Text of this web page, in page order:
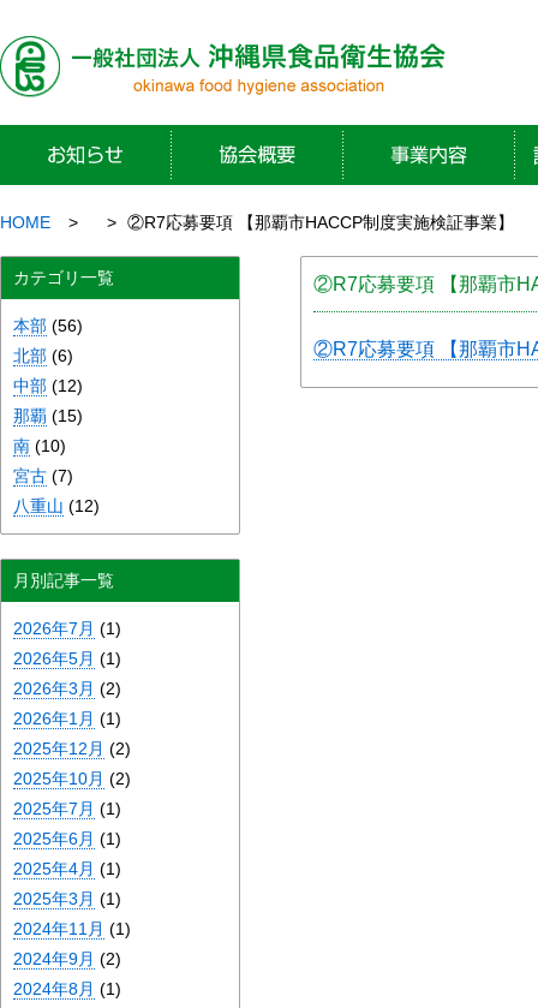
HOME ②R7応募要項 【那覇市HACCP制度実施検証事業】
カテゴリ一覧
本部 (56)
北部 (6)
中部 (12)
那覇 (15)
南 (10)
宮古 (7)
八重山 (12)
月別記事一覧
2026年7月 (1)
2026年5月 (1)
2026年3月 (2)
2026年1月 (1)
2025年12月 (2)
2025年10月 (2)
2025年7月 (1)
2025年6月 (1)
2025年4月 (1)
2025年3月 (1)
2024年11月 (1)
2024年9月 (2)
2024年8月 (1)
②R7応募要項 【那覇市
②R7応募要項 【那覇市